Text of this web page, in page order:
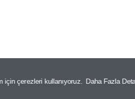
için çerezleri kullanıyoruz. Daha Fazla